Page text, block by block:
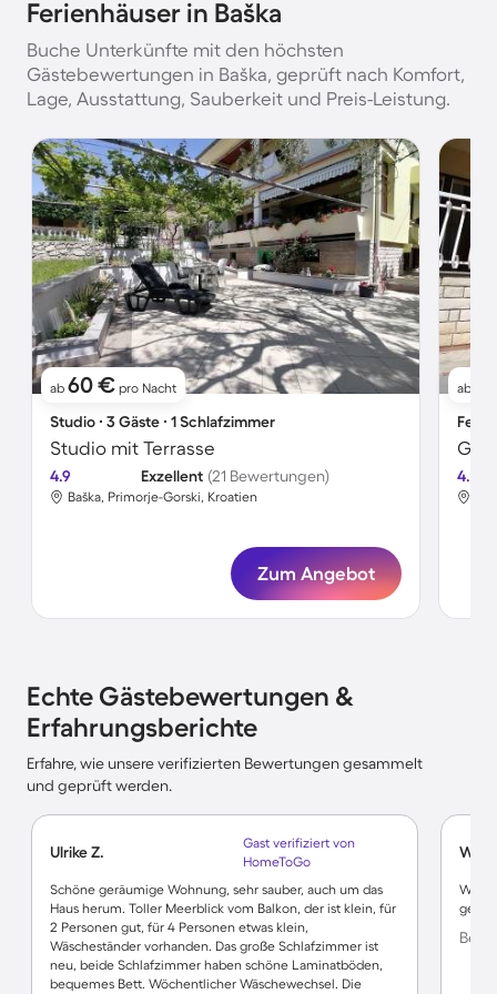
Ferienhäuser in Baška
Buche Unterkünfte mit den höchsten
Gästebewertungen in Baška, geprüft nach Komfort,
Lage, Ausstattung, Sauberkeit und Preis-Leistung.
ab 60 € pro Nacht
Studio ∙ 3 Gäste ∙ 1 Schlafzimmer
Studio mit Terrasse
4.9 Exzellent (21 Bewertungen)
Baška, Primorje-Gorski, Kroatien
Zum Angebot
ab
4.5
Echte Gästebewertungen &
Erfahrungsberichte
Erfahre, wie unsere verifizierten Bewertungen gesammelt
und geprüft werden.
Ulrike Z.
Gast verifiziert von
HomeToGo
Schöne geräumige Wohnung, sehr sauber, auch um das
Haus herum. Toller Meerblick vom Balkon, der ist klein, für
2 Personen gut, für 4 Personen etwas klein,
Wäscheständer vorhanden. Das große Schlafzimmer ist
neu, beide Schlafzimmer haben schöne Laminatböden,
bequemes Bett. Wöchentlicher Wäschewechsel. Die
War